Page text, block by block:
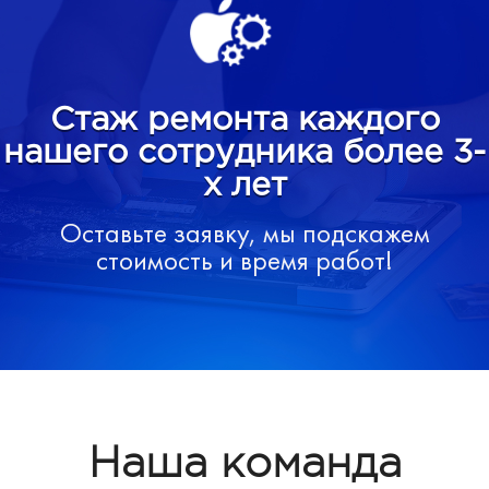
Стаж ремонта каждого
нашего сотрудника более 3-
х лет
Оставьте заявку, мы подскажем
стоимость и время работ!
Наша команда